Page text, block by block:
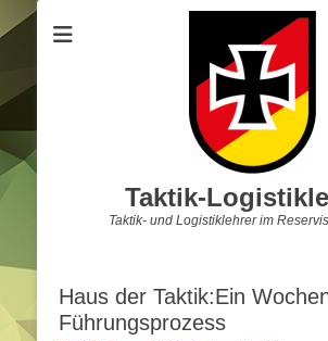
Taktik-
Taktik- und Logistiklehrer im
Haus der Taktik:Ein
Führungsprozess